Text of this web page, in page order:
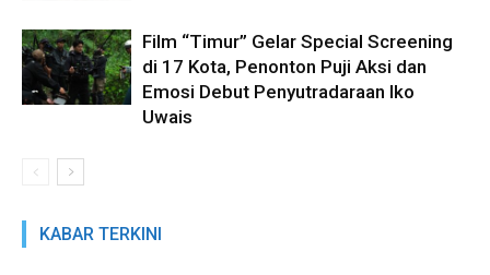
Film “Timur” Gelar Special Screening
di 17 Kota, Penonton Puji Aksi dan
Emosi Debut Penyutradaraan Iko
Uwais
KABAR TERKINI